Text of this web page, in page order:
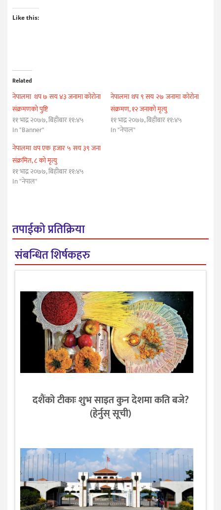
Like this:
Related
नेपालमा थप ७ सय ४३ जनामा कोरोना
संक्रमणको पुष्टि
११ भाद्र २०७७, बिहीबार ११:४५
In "Banner"
नेपालमा थप ९ सय २७ जनामा कोरोना
संक्रमण, १२ जनाको मृत्यु
११ भाद्र २०७७, बिहीबार ११:४५
In "नेपाल"
नेपालमा थप एक हजार ५ सय ३९ जना
संक्रमित, ८ को मृत्यु
११ भाद्र २०७७, बिहीबार ११:४५
In "नेपाल"
तपाईको प्रतिक्रिया
संबन्धित शिर्षकहरु
दशैंको टीकाः शुभ साइत कुन देशमा कति बजे?
(हेर्नुस् सूची)